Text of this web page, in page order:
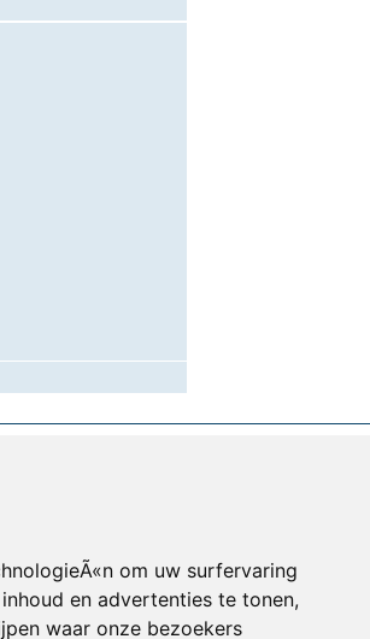
om uw surfervaring
en advertenties te tonen,
waar onze bezoekers